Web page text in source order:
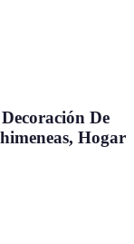
De
Hogar